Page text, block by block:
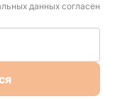
данных согласен